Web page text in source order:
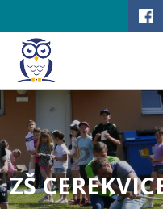
ZŠ